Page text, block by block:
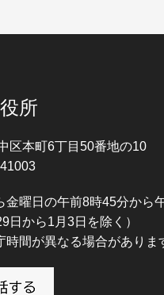
所
区本町6丁目50番地の10
金曜日の午前8時45分から
日から1月3日を除く）
間が異なる場合がありま